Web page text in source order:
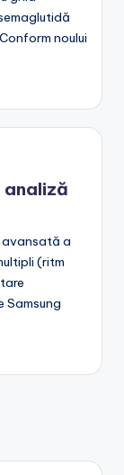
noului
avansată a
(ritm
Samsung